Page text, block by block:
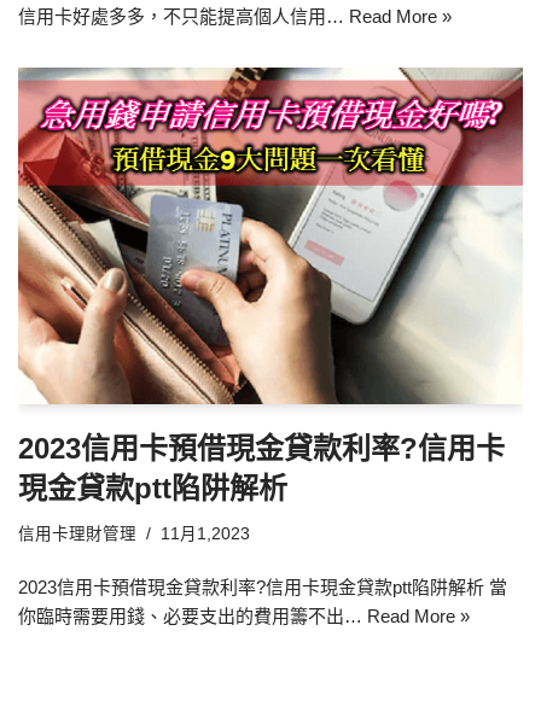
信用卡好處多多，不只能提高個人信用… Read More »
2023信用卡預借現金貸款利率?信用卡
現金貸款ptt陷阱解析
信用卡理財管理 11月1,2023
2023信用卡預借現金貸款利率?信用卡現金貸款ptt陷阱解析 當
你臨時需要用錢、必要支出的費用籌不出… Read More »